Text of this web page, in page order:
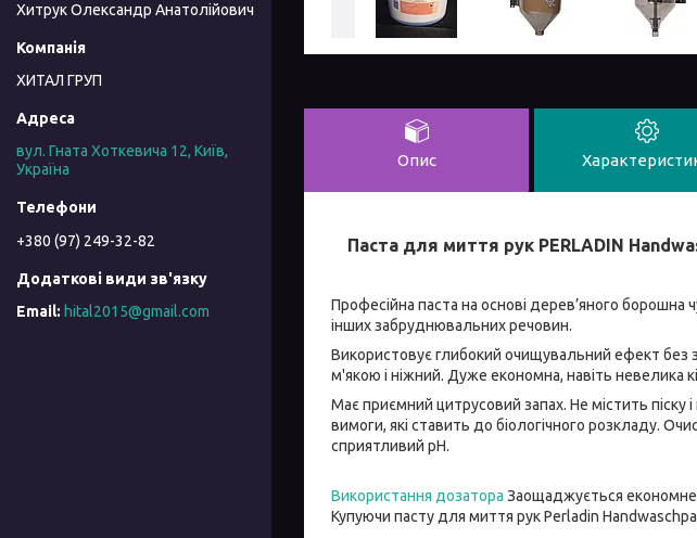
Опис
Паста для миття рук PERLADIN
Професійна паста на основі дерев’яного
інших забруднювальних речовин.
Використовує глибокий очищувальний ефект без
м'якою і ніжний. Дуже економна, навіть невелика
Має приємний цитрусовий запах. Не містить піску
вимоги, які ставить до біологічного розкладу.
сприятливий рН.
Використання дозатора Заощаджується економне і
Купуючи пасту для миття рук Perladin
Хитрук Олександр Анатолійович
ХИТАЛ ГРУП
вул. Гната Хоткевича 12, Київ,
Україна
+380 (97) 249-32-82
hital2015@gmail.com